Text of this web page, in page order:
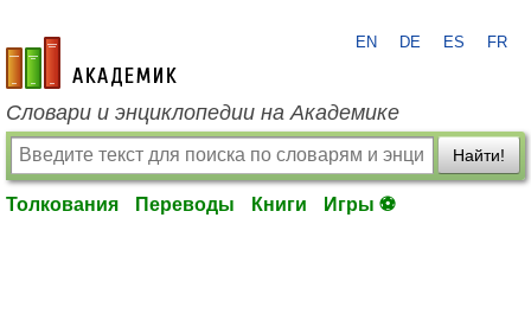
academic.ru
EN DE ES FR
Словари и энциклопедии на Академике
Найти!
Толкования Переводы Книги Игры ⚽